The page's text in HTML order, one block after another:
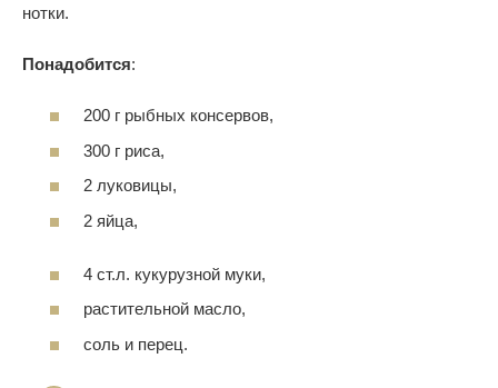
нотки.
Понадобится:
200 г рыбных консервов,
300 г риса,
2 луковицы,
2 яйца,
4 ст.л. кукурузной муки,
растительной масло,
соль и перец.